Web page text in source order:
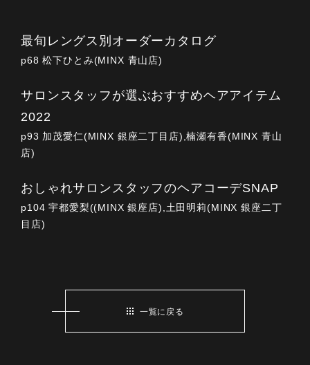
最旬レングス別オーダーカタログ
p68 松下ひとみ(MINX 青山店)
サロンスタッフが選ぶおすすめヘアアイテム
2022
p93 加茂愛仁(MINX 銀座二丁目店),楠瀬有香(MINX 青山
店)
おしゃれサロンスタッフのヘアコーデSNAP
p104 宇都愛梨((MINX 銀座店),土田明莉(MINX 銀座二丁
目店)
一覧に戻る